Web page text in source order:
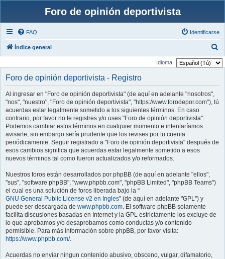
Foro de opinión deportivista
FAQ Identificarse
Índice general
u
Idioma:
Foro de opinión deportivista - Registro
Al ingresar en "Foro de opinión deportivista" (de aquí en adelante "nosotros",
"nos", "nuestro", "Foro de opinión deportivista", "https://www.forodepor.com"), tú
acuerdas estar legalmente sometido a los siguientes términos. En caso
contrario, por favor no te registres y/o uses "Foro de opinión deportivista".
Podemos cambiar estos términos en cualquier momento e intentaríamos
avisarte, sin embargo sería prudente que los revises por tu cuenta
periódicamente. Seguir registrado a "Foro de opinión deportivista" después de
esos cambios significa que acuerdas estar legalmente sometido a esos
nuevos términos tal como fueron actualizados y/o reformados.
Nuestros foros están desarrollados por phpBB (de aquí en adelante "ellos",
"sus", "software phpBB", "www.phpbb.com", "phpBB Limited", "phpBB Teams")
el cual es una solución de foros liberada bajo la “
GNU General Public License v2 en Ingles” (de aquí en adelante "GPL") y
puede ser descargada de www.phpbb.com. El software phpBB solamente
facilita discusiones basadas en Internet y la GPL estrictamente los excluye de
lo que aprobamos y/o desaprobamos como conductas y/o contenido
permisible. Para más información sobre phpBB, por favor visita:
https://www.phpbb.com/.
Acuerdas no enviar ningun contenido abusivo, obsceno, vulgar, difamatorio,